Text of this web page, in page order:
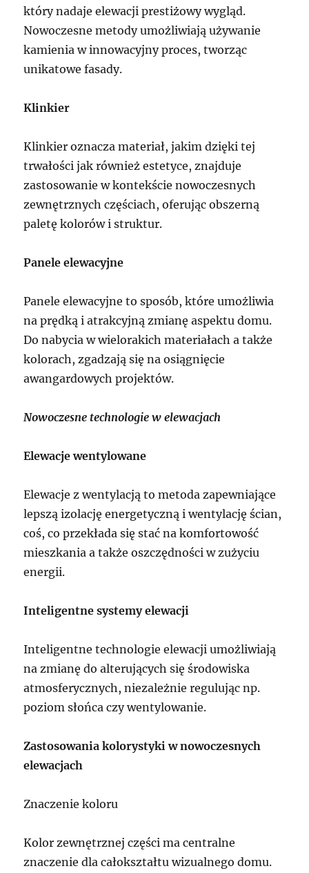
który nadaje elewacji prestiżowy wygląd.
Nowoczesne metody umożliwiają używanie
kamienia w innowacyjny proces, tworząc
unikatowe fasady.
Klinkier
Klinkier oznacza materiał, jakim dzięki tej
trwałości jak również estetyce, znajduje
zastosowanie w kontekście nowoczesnych
zewnętrznych częściach, oferując obszerną
paletę kolorów i struktur.
Panele elewacyjne
Panele elewacyjne to sposób, które umożliwia
na prędką i atrakcyjną zmianę aspektu domu.
Do nabycia w wielorakich materiałach a także
kolorach, zgadzają się na osiągnięcie
awangardowych projektów.
Nowoczesne technologie w elewacjach
Elewacje wentylowane
Elewacje z wentylacją to metoda zapewniające
lepszą izolację energetyczną i wentylację ścian,
coś, co przekłada się stać na komfortowość
mieszkania a także oszczędności w zużyciu
energii.
Inteligentne systemy elewacji
Inteligentne technologie elewacji umożliwiają
na zmianę do alterujących się środowiska
atmosferycznych, niezależnie regulując np.
poziom słońca czy wentylowanie.
Zastosowania kolorystyki w nowoczesnych
elewacjach
Znaczenie koloru
Kolor zewnętrznej części ma centralne
znaczenie dla całokształtu wizualnego domu.